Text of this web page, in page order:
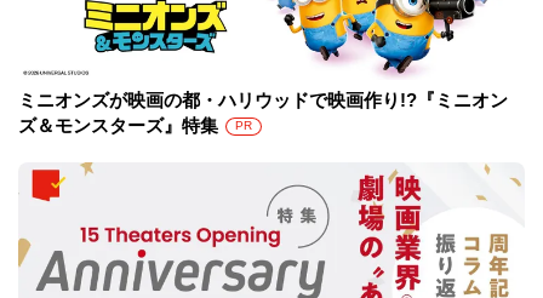
ミニオンズが映画の都・ハリウッドで映画作り!?『ミニオン
ズ＆モンスターズ』特集
PR